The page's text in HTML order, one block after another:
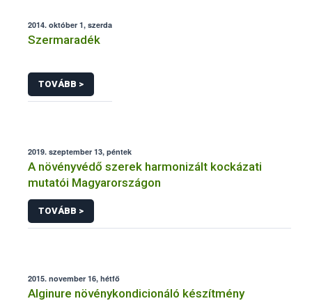
2014. október 1, szerda
Szermaradék
TOVÁBB >
2019. szeptember 13, péntek
A növényvédő szerek harmonizált kockázati
mutatói Magyarországon
TOVÁBB >
2015. november 16, hétfő
Alginure növénykondicionáló készítmény